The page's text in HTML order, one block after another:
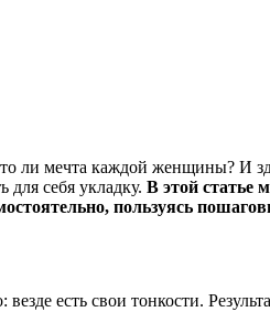
ли мечта каждой женщины? И
себя укладку. В этой статье
пользуясь
есть свои тонкости.